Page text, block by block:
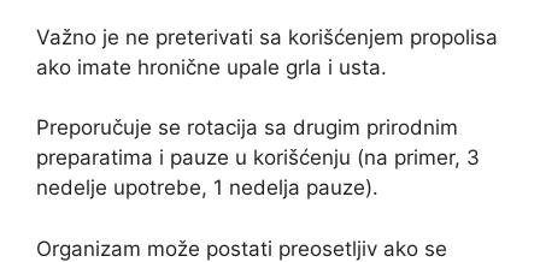
Važno je ne preterivati sa korišćenjem propolisa
ako imate hronične upale grla i usta.
Preporučuje se rotacija sa drugim prirodnim
preparatima i pauze u korišćenju (na primer, 3
nedelje upotrebe, 1 nedelja pauze).
Organizam može postati preosetljiv ako se